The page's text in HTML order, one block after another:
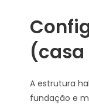
A estrutura
fundação e